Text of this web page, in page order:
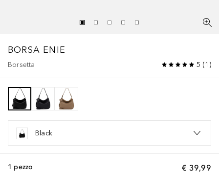
BORSA ENIE
Borsetta 5 (1 )
Black
€ 39,99
1 pezzo